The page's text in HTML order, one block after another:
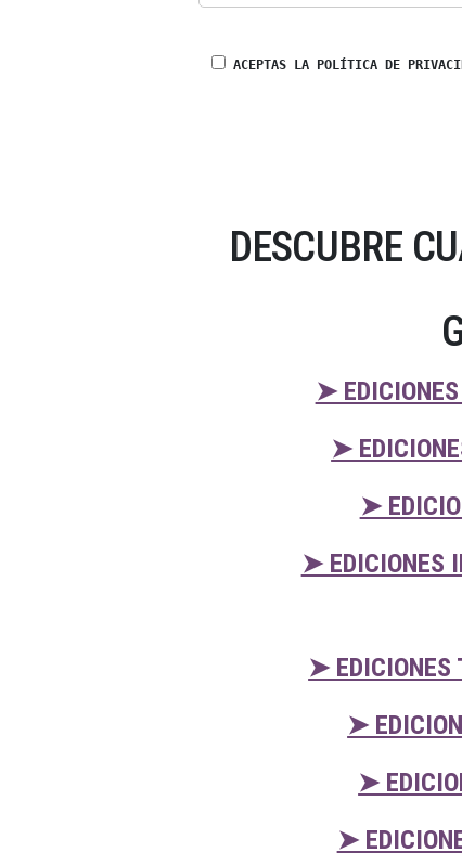
ACEPTAS LA POLÍTICA DE
DESCUBRE
➤ EDICIONES
➤
➤
➤ EDICIONES
➤ EDICIONES
➤
➤
➤